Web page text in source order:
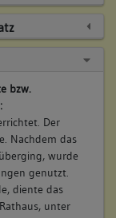
bzw.
Der
Nachdem das
wurde
genutzt.
diente das
unter